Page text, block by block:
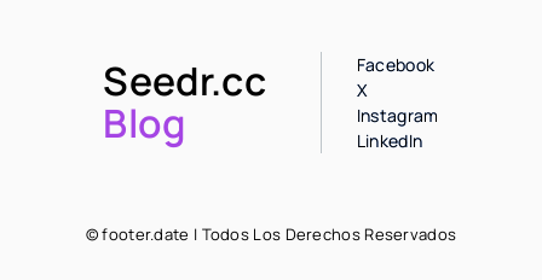
Seedr.cc
Blog
Facebook
X
Instagram
LinkedIn
© footer.date | Todos Los Derechos Reservados